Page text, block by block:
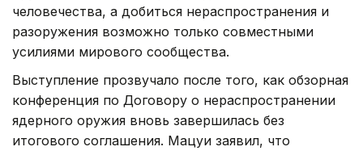
человечества, а добиться нераспространения и
разоружения возможно только совместными
усилиями мирового сообщества.
Выступление прозвучало после того, как обзорная
конференция по Договору о нераспространении
ядерного оружия вновь завершилась без
итогового соглашения. Мацуи заявил, что